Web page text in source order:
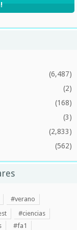
(6,487)
(2)
(168)
(3)
(2,833)
(562)
#verano
#ciencias
#fa1